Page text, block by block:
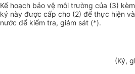
Kế hoạch bảo vệ môi trường của (3)
ký này được cấp cho (2) để thực hiện
nước để kiểm tra, giám sát (*).
(Ký,